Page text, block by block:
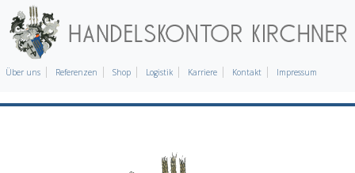
Über uns Referenzen Shop Logistik Karriere Kontakt Impressum